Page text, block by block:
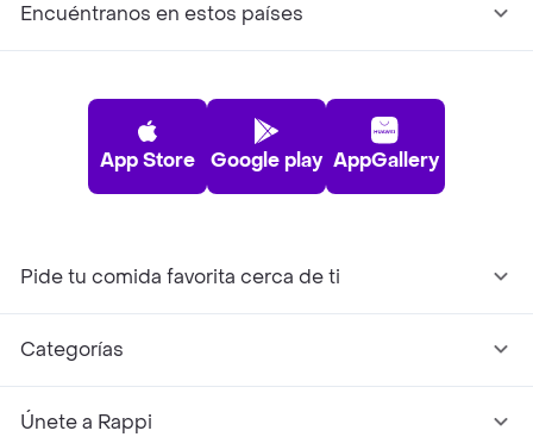
Encuéntranos en estos países
App Store Google play AppGallery
Pide tu comida favorita cerca de ti
Categorías
Únete a Rappi